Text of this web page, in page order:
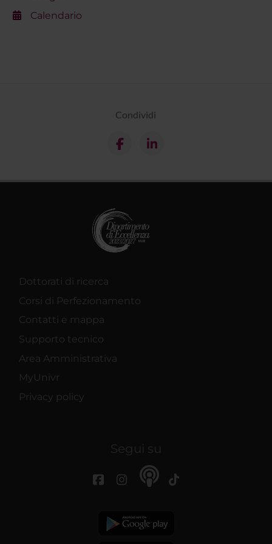
Calendario
Condividi
Dottorati di ricerca
Corsi di Perfezionamento
Contatti e mappa
Supporto tecnico
Area Amministrativa
MyUnivr
Privacy policy
Segui su